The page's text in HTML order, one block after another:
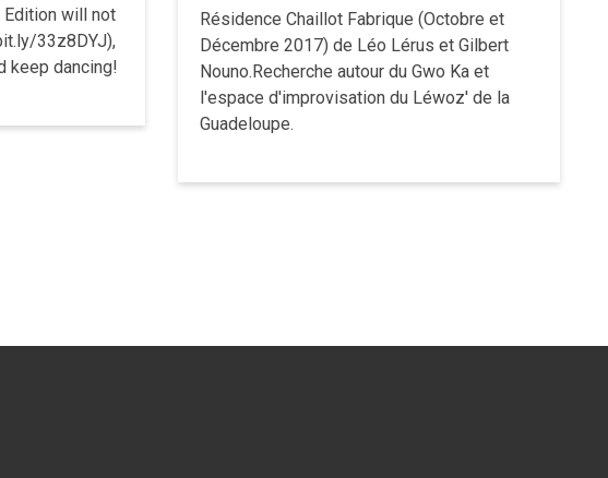
will not
33z8DYJ),
keep dancing!
Résidence Chaillot Fabrique (Octobre et
Décembre 2017) de Léo Lérus et Gilbert
Nouno.Recherche autour du Gwo Ka et
l'espace d'improvisation du Léwoz' de la
Guadeloupe.